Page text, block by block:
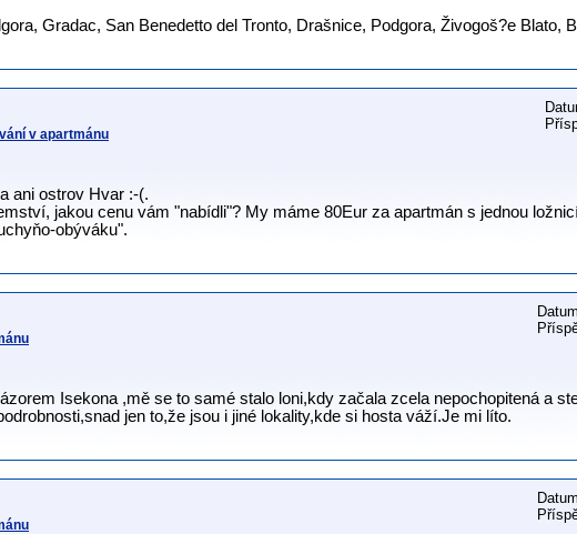
Gradac, San Benedetto del Tronto, Drašnice, Podgora, Živogoš?e Blato,
v apartmánu
ani ostrov Hvar :-(.
jakou cenu vám "nabídli"? My máme 80Eur za apartmán s jednou
obýváku".
Isekona ,mě se to samé stalo loni,kdy začala zcela nepochopitená a
jen to,že jsou i jiné lokality,kde si hosta váží.Je mi líto.